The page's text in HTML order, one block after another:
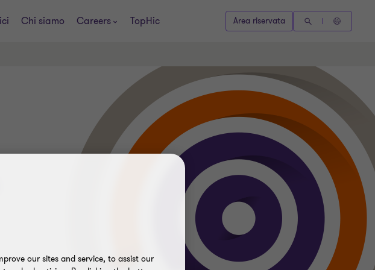
Chi siamo Careers TopHic Area riservata
our sites and service, to assist our